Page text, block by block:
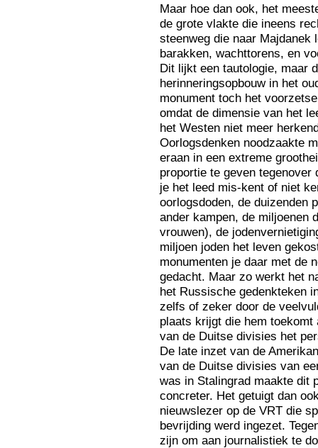
Maar hoe dan ook, het
de grote vlakte die ineens
steenweg die naar Majdanek
barakken, wachttorens, en
Dit lijkt een tautologie, maar
herinneringsopbouw in het
monument toch het
omdat de dimensie van het
het Westen niet meer
Oorlogsdenken noodzaakte
eraan in een extreme
proportie te geven
je het leed mis-kent of niet
oorlogsdoden, de duizenden
ander kampen, de miljoenen
vrouwen), de
miljoen joden het leven
monumenten je daar met de
gedacht. Maar zo werkt het
het Russische gedenkteken
zelfs of zeker door de
plaats krijgt die hem
van de Duitse divisies het
De late inzet van de
van de Duitse divisies van
was in Stalingrad maakte dit
concreter. Het getuigt dan
nieuwslezer op de VRT die
bevrijding werd ingezet.
zijn om aan journalistiek te